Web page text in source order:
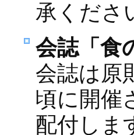
承くださ
会誌「食
会誌は原
頃に開催
配付しま